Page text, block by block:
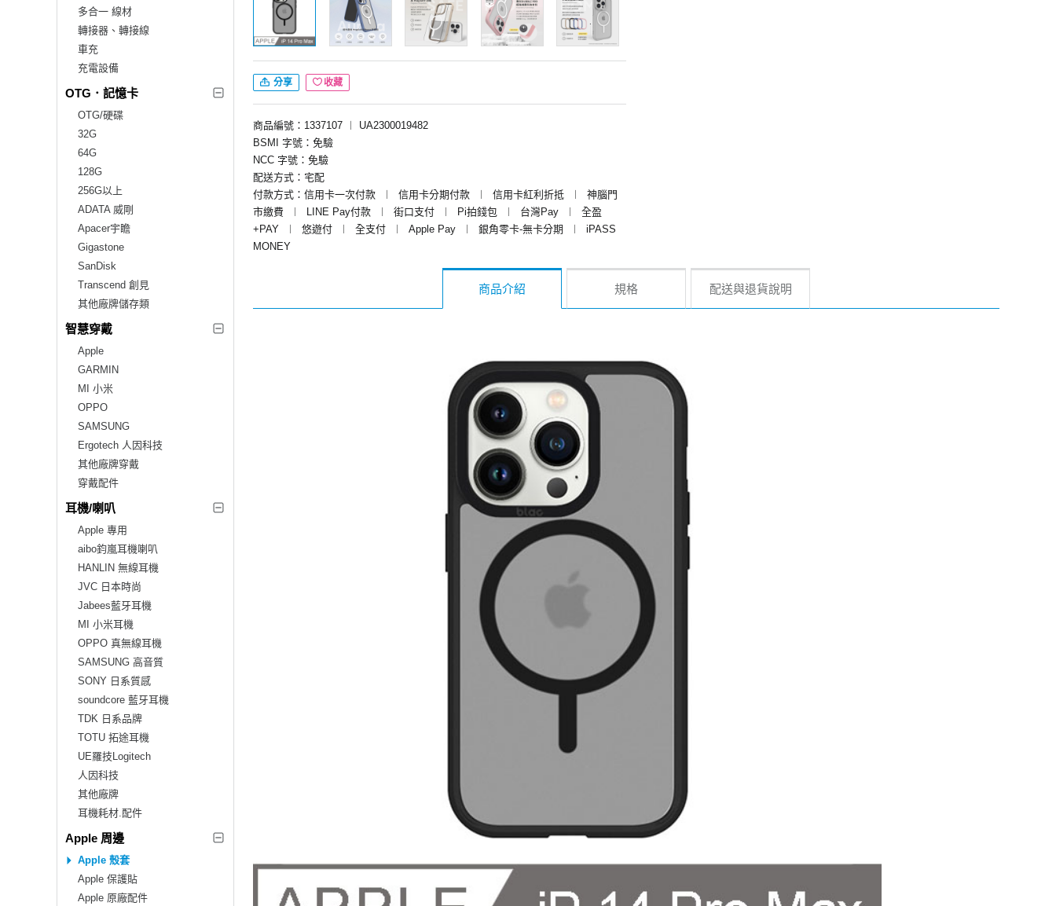
多合一 線材
轉接器、轉接線
車充
充電設備
OTG．記憶卡
OTG/硬碟
32G
64G
128G
256G以上
ADATA 威剛
Apacer宇瞻
Gigastone
SanDisk
Transcend 創見
其他廠牌儲存類
智慧穿戴
Apple
GARMIN
MI 小米
OPPO
SAMSUNG
Ergotech 人因科技
其他廠牌穿戴
穿戴配件
耳機/喇叭
Apple 專用
aibo鈞嵐耳機喇叭
HANLIN 無線耳機
JVC 日本時尚
Jabees藍牙耳機
MI 小米耳機
OPPO 真無線耳機
SAMSUNG 高音質
SONY 日系質感
soundcore 藍牙耳機
TDK 日系品牌
TOTU 拓途耳機
UE羅技Logitech
人因科技
其他廠牌
耳機耗材.配件
Apple 周邊
Apple 殼套
Apple 保護貼
Apple 原廠配件
分享 收藏
商品編號：1337107 ︱
UA2300019482
BSMI 字號：免驗
NCC 字號：免驗
配送方式：宅配
付款方式：信用卡一次付款
︱ 信用卡分期付款 ︱ 信用卡紅利折抵 ︱
神腦門
市繳費
︱ LINE Pay付款 ︱ 街口支付 ︱ Pi拍錢包 ︱ 台灣Pay ︱
全盈
+PAY
︱ 悠遊付 ︱ 全支付 ︱ Apple Pay ︱ 銀角零卡-無卡分期 ︱
iPASS
MONEY
商品介紹 規格 配送與退貨說明